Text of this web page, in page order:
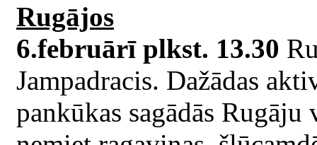
Rugājos
6.februārī plkst. 13.30
Jampadracis. Dažādas
pankūkas sagādās